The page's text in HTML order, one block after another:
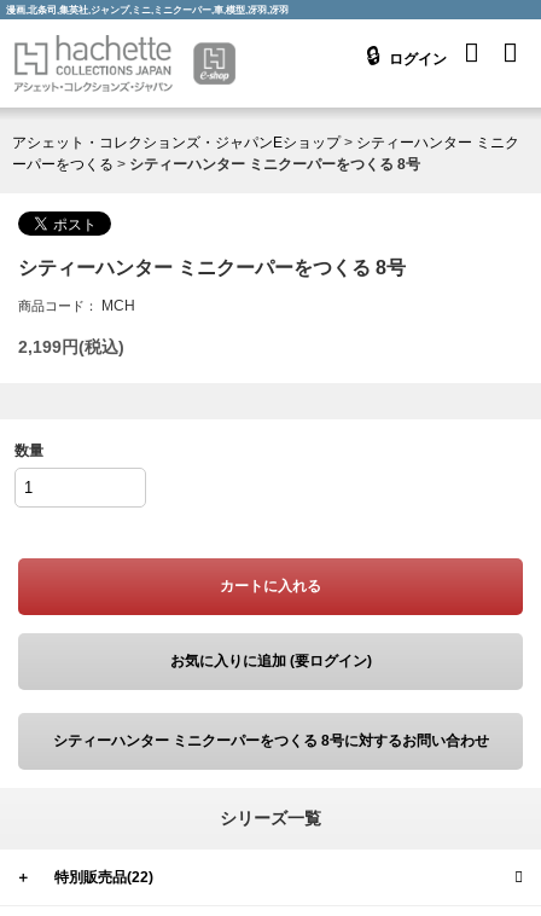
漫画,北条司,集英社,ジャンプ,ミニ,ミニクーパー,車,模型,冴羽,冴羽
ログイン
アシェット・コレクションズ・ジャパンEショップ> シティーハンター ミニク
ーパーをつくる > シティーハンター ミニクーパーをつくる 8号
シティーハンター ミニクーパーをつくる 8号
商品コード： MCH
2,199円(税込)
数量
カートに入れる
お気に入りに追加 (要ログイン)
シティーハンター ミニクーパーをつくる 8号に対するお問い合わせ
シリーズ一覧
＋ 特別販売品(22)